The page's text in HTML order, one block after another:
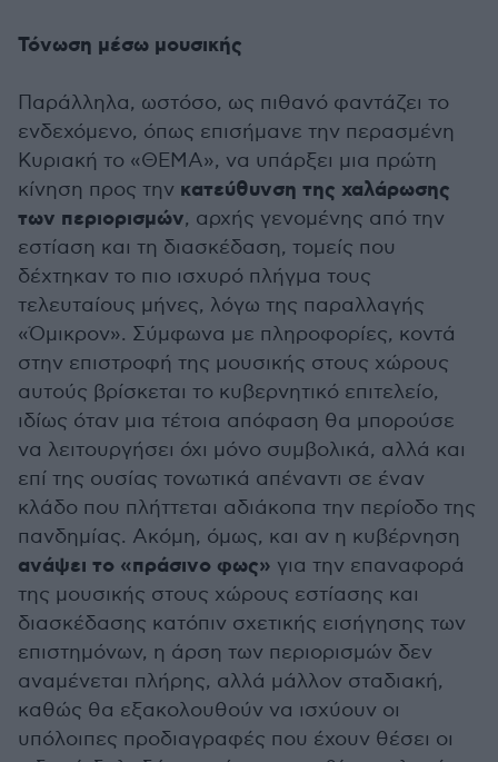
Τόνωση μέσω μουσικής
Παράλληλα, ωστόσο, ως πιθανό φαντάζει το
ενδεχόμενο, όπως επισήμανε την περασμένη
Κυριακή το «ΘΕΜΑ», να υπάρξει μια πρώτη
κίνηση προς την κατεύθυνση της χαλάρωσης
των περιορισμών, αρχής γενομένης από την
εστίαση και τη διασκέδαση, τομείς που
δέχτηκαν το πιο ισχυρό πλήγμα τους
τελευταίους μήνες, λόγω της παραλλαγής
«Όμικρον». Σύμφωνα με πληροφορίες, κοντά
στην επιστροφή της μουσικής στους χώρους
αυτούς βρίσκεται το κυβερνητικό επιτελείο,
ιδίως όταν μια τέτοια απόφαση θα μπορούσε
να λειτουργήσει όχι μόνο συμβολικά, αλλά και
επί της ουσίας τονωτικά απέναντι σε έναν
κλάδο που πλήττεται αδιάκοπα την περίοδο της
πανδημίας. Ακόμη, όμως, και αν η κυβέρνηση
ανάψει το «πράσινο φως» για την επαναφορά
της μουσικής στους χώρους εστίασης και
διασκέδασης κατόπιν σχετικής εισήγησης των
επιστημόνων, η άρση των περιορισμών δεν
αναμένεται πλήρης, αλλά μάλλον σταδιακή,
καθώς θα εξακολουθούν να ισχύουν οι
υπόλοιπες προδιαγραφές που έχουν θέσει οι